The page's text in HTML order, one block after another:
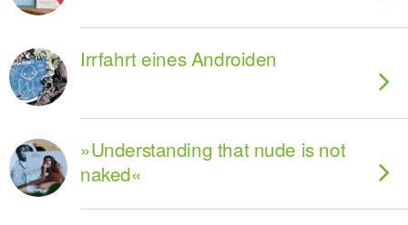
Irrfahrt eines Androiden
»Understanding that nude is not
naked«